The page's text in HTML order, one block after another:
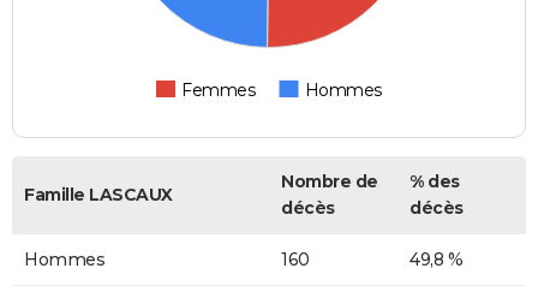
Femmes Hommes
Famille LASCAUX
Nombre de
décès
% des
décès
Hommes 160 49,8 %